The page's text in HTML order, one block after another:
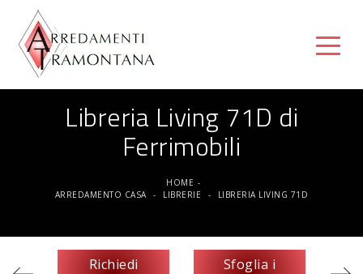
Libreria Living 71D di
Ferrimobili
HOME -
ARREDAMENTO CASA - LIBRERIE - LIBRERIA LIVING 71D
Richiedi
Sfoglia i